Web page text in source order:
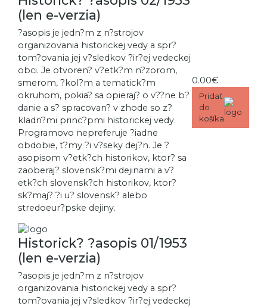
(len e-verzia)
?asopis je jedn?m z n?strojov
organizovania historickej vedy a spr?
tom?ovania jej v?sledkov ?ir?ej vedeckej
obci. Je otvoren? v?etk?m n?zorom,
smerom, ?kol?m a tematick?m
okruhom, pokia? sa opieraj? o v??ne b?
danie a s? spracovan? v zhode so z?
kladn?mi princ?pmi historickej vedy.
Programovo nepreferuje ?iadne
obdobie, t?my ?i v?seky dej?n. Je ?
asopisom v?etk?ch historikov, ktor? sa
zaoberaj? slovensk?mi dejinami a v?
etk?ch slovensk?ch historikov, ktor?
sk?maj? ?i u? slovensk? alebo
stredoeur?pske dejiny.
0.00€
Pridať
do
košíka
Historick? ?asopis 01/1953
(len e-verzia)
?asopis je jedn?m z n?strojov
organizovania historickej vedy a spr?
tom?ovania jej v?sledkov ?ir?ej vedeckej